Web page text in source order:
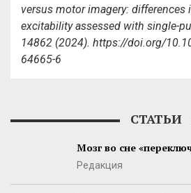
versus motor imagery: differences
excitability assessed with single-
14862 (2024). https://doi.org/
64665-6
СТАТЬИ
Мозг во сне
Редакция